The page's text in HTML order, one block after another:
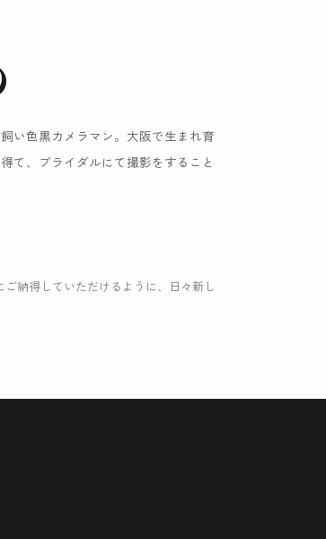
い色黒カメラマン。大阪で生まれ育
て、ブライダルにて撮影をすること
納得していただけるように、日々新し